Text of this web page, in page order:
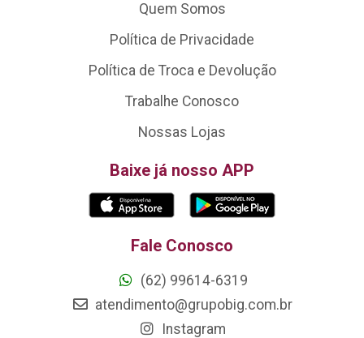
Quem Somos
Política de Privacidade
Política de Troca e Devolução
Trabalhe Conosco
Nossas Lojas
Baixe já nosso APP
Fale Conosco
(62) 99614-6319
atendimento@grupobig.com.br
Instagram